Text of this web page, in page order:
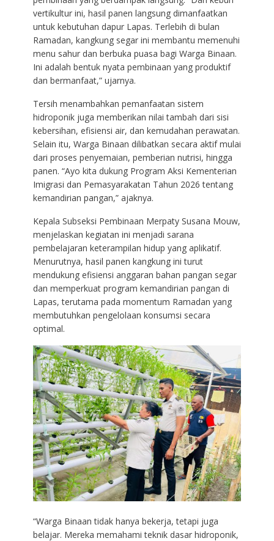
vertikultur ini, hasil panen langsung dimanfaatkan
untuk kebutuhan dapur Lapas. Terlebih di bulan
Ramadan, kangkung segar ini membantu memenuhi
menu sahur dan berbuka puasa bagi Warga Binaan.
Ini adalah bentuk nyata pembinaan yang produktif
dan bermanfaat,” ujarnya.
Tersih menambahkan pemanfaatan sistem
hidroponik juga memberikan nilai tambah dari sisi
kebersihan, efisiensi air, dan kemudahan perawatan.
Selain itu, Warga Binaan dilibatkan secara aktif mulai
dari proses penyemaian, pemberian nutrisi, hingga
panen. “Ayo kita dukung Program Aksi Kementerian
Imigrasi dan Pemasyarakatan Tahun 2026 tentang
kemandirian pangan,” ajaknya.
Kepala Subseksi Pembinaan Merpaty Susana Mouw,
menjelaskan kegiatan ini menjadi sarana
pembelajaran keterampilan hidup yang aplikatif.
Menurutnya, hasil panen kangkung ini turut
mendukung efisiensi anggaran bahan pangan segar
dan memperkuat program kemandirian pangan di
Lapas, terutama pada momentum Ramadan yang
membutuhkan pengelolaan konsumsi secara
optimal.
“Warga Binaan tidak hanya bekerja, tetapi juga
belajar. Mereka memahami teknik dasar hidroponik,